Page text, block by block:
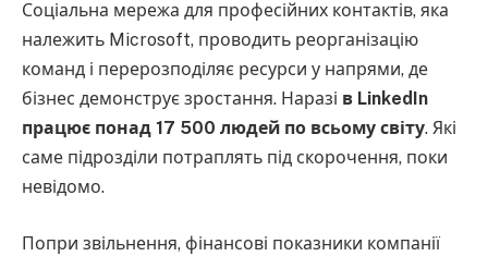
Соціальна мережа для професійних контактів, яка
належить Microsoft, проводить реорганізацію
команд і перерозподіляє ресурси у напрями, де
бізнес демонструє зростання. Наразі в LinkedIn
працює понад 17 500 людей по всьому світу. Які
саме підрозділи потраплять під скорочення, поки
невідомо.
Попри звільнення, фінансові показники компанії